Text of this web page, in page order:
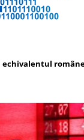
echivalentul